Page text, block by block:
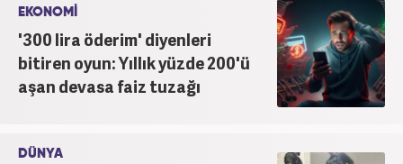
EKONOMİ
'300 lira öderim' diyenleri
bitiren oyun: Yıllık yüzde 200'ü
aşan devasa faiz tuzağı
DÜNYA